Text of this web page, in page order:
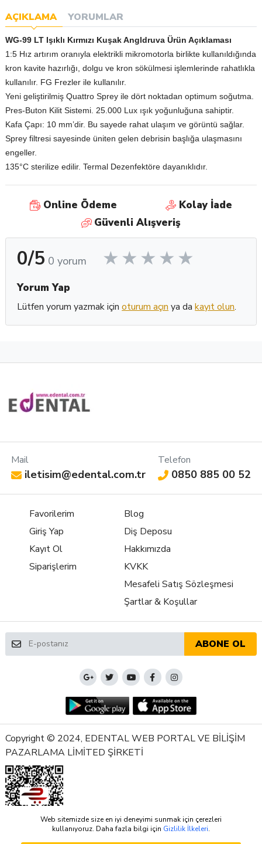
AÇIKLAMA YORUMLAR
WG-99 LT Işıklı Kırmızı Kuşak Angldruva Ürün Açıklaması
1:5 Hız artırım oranıyla elektrikli mikromotorla birlikte kullanıldığında
kron kavite hazırlığı, dolgu ve kron sökülmesi işlemlerinde rahatlıkla
kullanılır. FG Frezler ile kullanılır.
Yeni geliştirilmiş Quattro Sprey ile dört noktadan optimum soğutma.
Pres-Buton Kilit Sistemi. 25.000 Lux ışık yoğunluğuna sahiptir.
Kafa Çapı: 10 mm’dir. Bu sayede rahat ulaşım ve görüntü sağlar.
Sprey filtresi sayesinde üniten gelen debrisin başlığa ulaşmasını
engeller.
135°C sterilize edilir. Termal Dezenfektöre dayanıklıdır.
Online Ödeme
Kolay İade
Güvenli Alışveriş
0/5 0 yorum
Yorum Yap
Lütfen yorum yazmak içinoturum açın ya dakayıt olun.
Mail
iletisim@edental.com.tr
Telefon
0850 885 00 52
Favorilerim
Giriş Yap
Kayıt Ol
Siparişlerim
Blog
Diş Deposu
Hakkımızda
KVKK
Mesafeli Satış Sözleşmesi
Şartlar & Koşullar
ABONE OL
Copyright © 2024, EDENTAL WEB PORTAL VE BİLİŞİM
PAZARLAMA LİMİTED ŞİRKETİ
Web sitemizde size en iyi deneyimi sunmak için çerezleri
kullanıyoruz. Daha fazla bilgi için Gizlilik İlkeleri.